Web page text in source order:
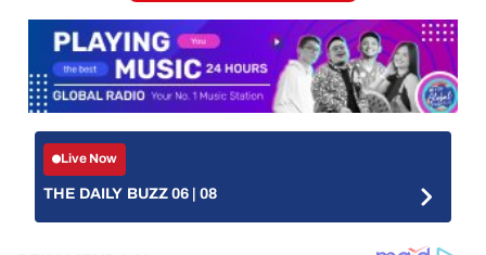
Live Now
THE DAILY BUZZ 06 | 08